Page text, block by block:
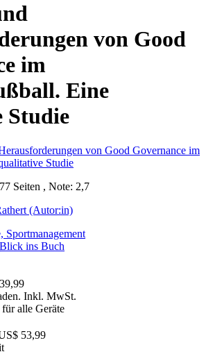
von Good
im
Eine
Studie
Seiten , Note: 2,7
(Autor:in)
Sportmanagement
Blick ins Buch
Inkl. MwSt.
alle Geräte
53,99